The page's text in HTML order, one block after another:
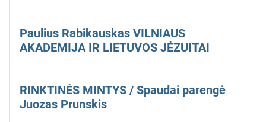
Paulius Rabikauskas VILNIAUS
AKADEMIJA IR LIETUVOS JĖZUITAI
RINKTINĖS MINTYS / Spaudai parengė
Juozas Prunskis